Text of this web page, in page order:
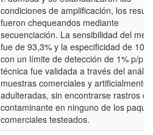
condiciones de amplificación, los
fueron chequeandos mediante
secuenciación. La sensibilidad del
fue de 93,3% y la especificidad de
con un límite de detección de 1% p/p.
técnica fue validada a través del
muestras comerciales y artificialmente
adulteradas, sin encontrarse rastros
contaminante en ninguno de los
comerciales testeados.